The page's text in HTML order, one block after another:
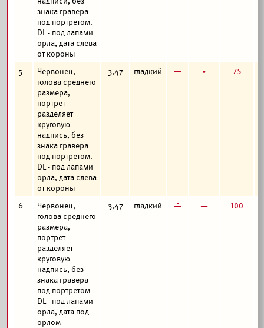
знака гравера
под портретом.
DL - под лапами
орла, дата слева
от короны
5
Червонец,
голова среднего
размера,
портрет
разделяет
круговую
надпись, без
знака гравера
под портретом.
DL - под лапами
орла, дата слева
от короны
3,47 гладкий в б 75
6
Червонец,
голова среднего
размера,
портрет
разделяет
круговую
надпись, без
знака гравера
под портретом.
DL - под лапами
орла, дата под
орлом
3,47 гладкий г в 100